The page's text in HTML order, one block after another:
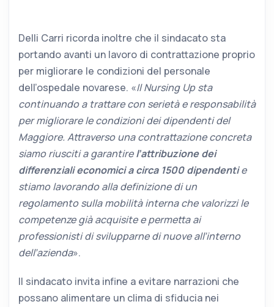
Delli Carri ricorda inoltre che il sindacato sta
portando avanti un lavoro di contrattazione proprio
per migliorare le condizioni del personale
dell’ospedale novarese. «Il Nursing Up sta
continuando a trattare con serietà e responsabilità
per migliorare le condizioni dei dipendenti del
Maggiore. Attraverso una contrattazione concreta
siamo riusciti a garantirel’attribuzione dei
differenziali economici a circa 1500 dipendentie
stiamo lavorando alla definizione di un
regolamento sulla mobilità interna che valorizzi le
competenze già acquisite e permetta ai
professionisti di svilupparne di nuove all’interno
dell’azienda».
Il sindacato invita infine a evitare narrazioni che
possano alimentare un clima di sfiducia nei